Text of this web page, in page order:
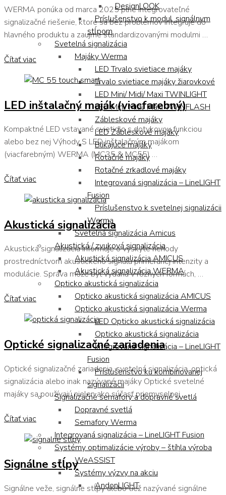
DesignLOOK
Príslušenstvo k modul. signálnym
stĺpom
Svetelná signalizácia
Majáky Werma
LED Trvalo svietiace majáky
Trvalo svietiace majáky žiarovkové
LED Mini/ Midi/ Maxi TWINLIGHT
LED Mini/ Midi/ Maxi TWINFLASH
Zábleskové majáky
LED Zábleskové majáky
Blikajúce majáky
Rotačné majáky
Rotačné zrkadlové majáky
Integrovaná signalizácia – LineLIGHT
Fusion
Príslušenstvo k svetelnej signalizácii
Werma
Svetelná signalizácia Amicus
Akustická / zvuková signalizácia
Akustická signalizácia AMICUS
Akustická signalizácia WERMA
Opticko akustická signalizácia
Opticko akustická signalizácia AMICUS
Opticko akustická signalizácia Werma
LED Opticko akustická signalizácia
Opticko akustická signalizácia
Integrovaná signalizácia – LineLIGHT
Fusion
Príslušenstvo ku kombinovanej
signalizácii
Signalizačné semafory a dopravné svetlá
Dopravné svetlá
Semafory Werma
Integrovaná signalizácia – LineLIGHT Fusion
Systémy optimalizácie výroby – štíhla výroba
WeASSIST
Systémy výzvy na akciu
AndonLIGHT
WERMA ponúka od marca 2025 plne integrovateľné
signalizačné riešenie, ktoré sa bez problémov integruje do
hlavného produktu a zaujme štandardizovanými modulmi …
Čítať viac
LED inštalačný maják (viacfarebný)
Kompaktné LED vstavané svietidlo s dotykovou funkciou
alebo bez nej Výhody S LED inštalačným majákom
(viacfarebným) WERMA (MC35 & MC55) …
Čítať viac
Akustická signalizácia
Akustická signalizácia informuje o výskyte nehody
prostredníctvom akustického signálu primeranej intenzity a
modulácie. Správa môže byť vydaná v rôznych formách, …
Čítať viac
Optické signalizačné zariadenia
Optické signalizačné zariadenia, svetelná signalizácia, optická
signalizácia alebo inak nazývané majáky Optické svetelné
majáky sa používajú nielen ako súčasť priemyselnej …
Čítať viac
Signálne stĺpy
Signálne veže, signálne stĺpy alebo tiež nazývané signálne